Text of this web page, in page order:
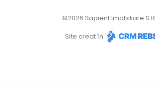
©2026 Sapient Imobiliare
Site creat în